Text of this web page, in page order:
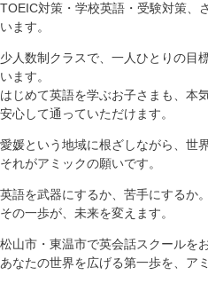
TOEIC対策・学校英語・受験対策、
います。
少人数制クラスで、一人ひとりの目
います。
はじめて英語を学ぶお子さまも、本
安心して通っていただけます。
愛媛という地域に根ざしながら、世
それがアミックの願いです。
英語を武器にするか、苦手にするか。
その一歩が、未来を変えます。
松山市・東温市で英会話スクールを
あなたの世界を広げる第一歩を、ア